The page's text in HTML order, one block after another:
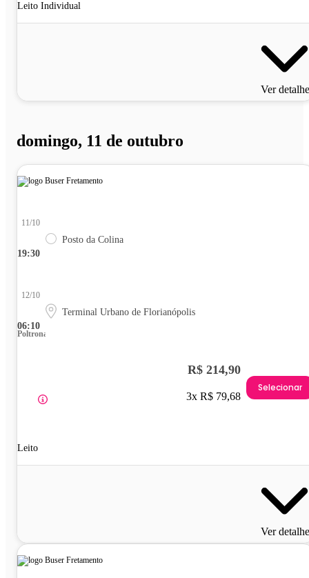
Leito Individual
Ver
domingo, 11 de outubro
19:30
11/10
Posto da Colina
06:10
12/10
Terminal Urbano de Florianópolis
Poltrona
Leito
R$ 214,90
3x R$ 79,68
Selecionar
Ver